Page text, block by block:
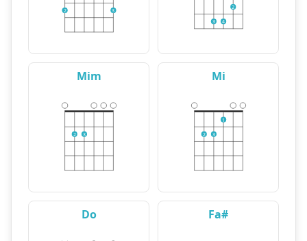
2 3
3 4
2
Mim
2 3
Mi
2 3
1
Do Fa#